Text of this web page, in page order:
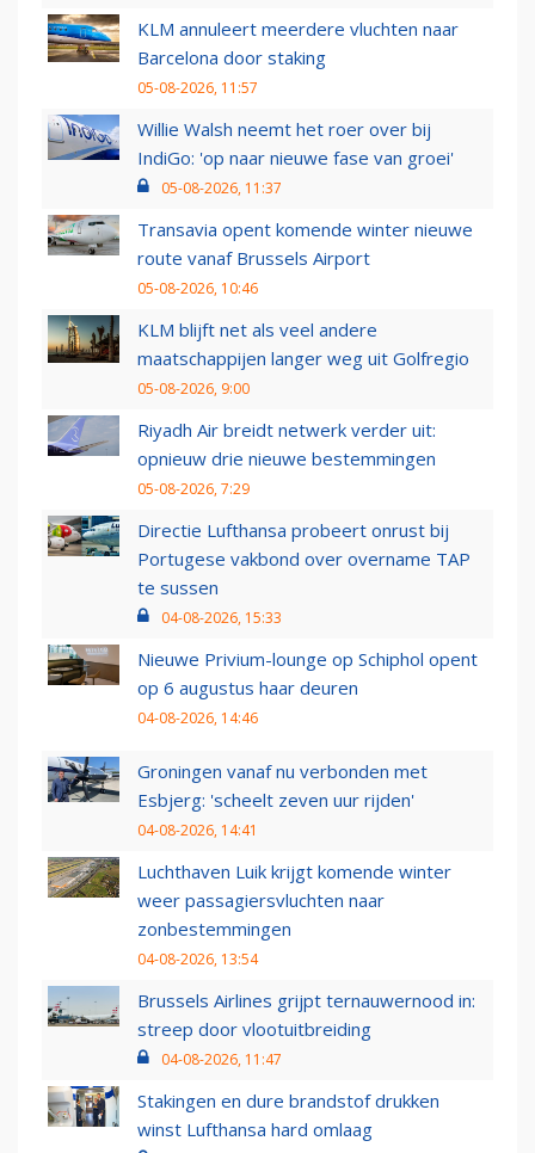
KLM annuleert meerdere vluchten naar
Barcelona door staking
05-08-2026, 11:57
Willie Walsh neemt het roer over bij
IndiGo: 'op naar nieuwe fase van groei'
05-08-2026, 11:37
Transavia opent komende winter nieuwe
route vanaf Brussels Airport
05-08-2026, 10:46
KLM blijft net als veel andere
maatschappijen langer weg uit Golfregio
05-08-2026, 9:00
Riyadh Air breidt netwerk verder uit:
opnieuw drie nieuwe bestemmingen
05-08-2026, 7:29
Directie Lufthansa probeert onrust bij
Portugese vakbond over overname TAP
te sussen
04-08-2026, 15:33
Nieuwe Privium-lounge op Schiphol opent
op 6 augustus haar deuren
04-08-2026, 14:46
Groningen vanaf nu verbonden met
Esbjerg: 'scheelt zeven uur rijden'
04-08-2026, 14:41
Luchthaven Luik krijgt komende winter
weer passagiersvluchten naar
zonbestemmingen
04-08-2026, 13:54
Brussels Airlines grijpt ternauwernood in:
streep door vlootuitbreiding
04-08-2026, 11:47
Stakingen en dure brandstof drukken
winst Lufthansa hard omlaag